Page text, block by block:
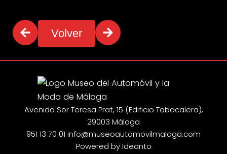
Volver
Avenida Sor Teresa Prat, 15 (Edificio Tabacalera),
29003 Málaga
951 13 70 01 info@museoautomovilmalaga.com
Powered by Ideanto